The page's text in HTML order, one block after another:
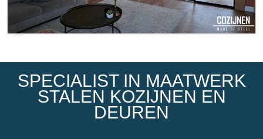
SPECIALIST IN MAATWERK
STALEN KOZIJNEN EN
DEUREN